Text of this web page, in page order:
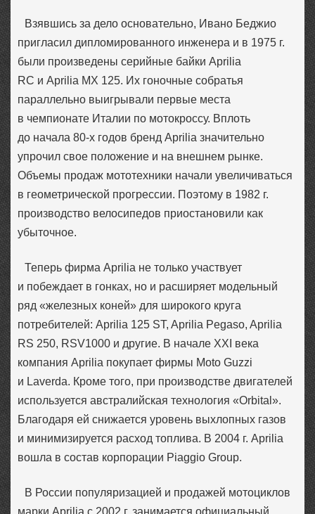
Взявшись за дело основательно, Ивано Беджио
пригласил дипломированного инженера и в 1975 г.
были произведены серийные байки Aprilia
RC и Aprilia MX 125. Их гоночные собратья
параллельно выигрывали первые места
в чемпионате Италии по мотокроссу. Вплоть
до начала 80-х годов бренд Aprilia значительно
упрочил свое положение и на внешнем рынке.
Объемы продаж мототехники начали увеличиваться
в геометрической прогрессии. Поэтому в 1982 г.
производство велосипедов приостановили как
убыточное.
Теперь фирма Aprilia не только участвует
и побеждает в гонках, но и расширяет модельный
ряд «железных коней» для широкого круга
потребителей: Aprilia 125 ST, Aprilia Pegaso, Aprilia
RS 250, RSV1000 и другие. В начале XXI века
компания Aprilia покупает фирмы Moto Guzzi
и Laverda. Кроме того, при производстве двигателей
используется австралийская технология «Orbital».
Благодаря ей снижается уровень выхлопных газов
и минимизируется расход топлива. В 2004 г. Aprilia
вошла в состав корпорации Piaggio Group.
В России популяризацией и продажей мотоциклов
марки Aprilia с 2002 г. занимается официальный